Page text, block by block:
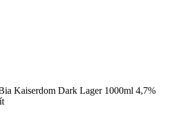
Kaiserdom Dark Lager 1000ml 4,7%